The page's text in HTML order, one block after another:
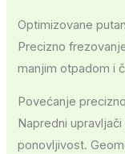
Optimizovane
Precizno
manjim otpadom i
Povećanje
Napredni
ponovljivost.